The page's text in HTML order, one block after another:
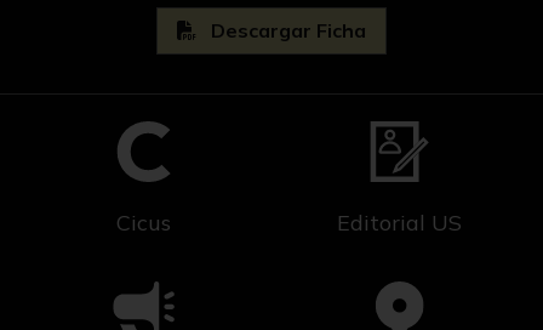
Descargar Ficha
Cicus Editorial US